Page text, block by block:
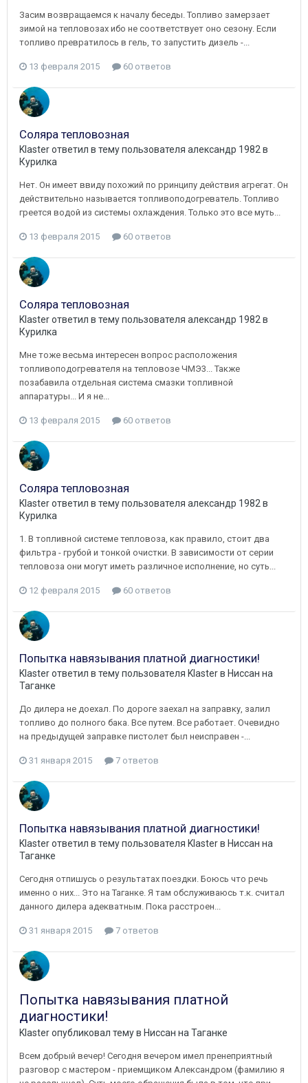
Засим возвращаемся к началу беседы. Топливо замерзает
зимой на тепловозах ибо не соответствует оно сезону. Если
топливо превратилось в гель, то запустить дизель -...
13 февраля 2015 60 ответов
Соляра тепловозная
Klasterответил в тему пользователя александр 1982 в
Курилка
Нет. Он имеет ввиду похожий по рринципу действия агрегат. Он
действительно называется топливоподогреватель. Топливо
греется водой из системы охлаждения. Только это все муть...
13 февраля 2015 60 ответов
Соляра тепловозная
Klasterответил в тему пользователя александр 1982 в
Курилка
Мне тоже весьма интересен вопрос расположения
топливоподогревателя на тепловозе ЧМЭ3... Также
позабавила отдельная система смазки топливной
аппаратуры... И я не...
13 февраля 2015 60 ответов
Соляра тепловозная
Klasterответил в тему пользователя александр 1982 в
Курилка
1. В топливной системе тепловоза, как правило, стоит два
фильтра - грубой и тонкой очистки. В зависимости от серии
тепловоза они могут иметь различное исполнение, но суть...
12 февраля 2015 60 ответов
Попытка навязывания платной диагностики!
Klasterответил в тему пользователя Klasterв Ниссан на
Таганке
До дилера не доехал. По дороге заехал на заправку, залил
топливо до полного бака. Все путем. Все работает. Очевидно
на предыдущей заправке пистолет был неисправен -...
31 января 2015 7 ответов
Попытка навязывания платной диагностики!
Klasterответил в тему пользователя Klasterв Ниссан на
Таганке
Сегодня отпишусь о результатах поездки. Боюсь что речь
именно о них... Это на Таганке. Я там обслуживаюсь т.к. считал
данного дилера адекватным. Пока расстроен...
31 января 2015 7 ответов
Попытка навязывания платной
диагностики!
Klasterопубликовал тему в Ниссан на Таганке
Всем добрый вечер! Сегодня вечером имел пренеприятный
разговор с мастером - приемщиком Александром (фамилию я